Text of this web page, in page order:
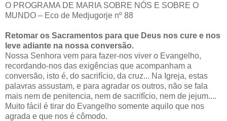
O PROGRAMA DE MARIA SOBRE NÓS E SOBRE O
MUNDO – Eco de Medjugorje nº 88
Retomar os Sacramentos para que Deus nos cure e nos
leve adiante na nossa conversão.
Nossa Senhora vem para fazer-nos viver o Evangelho,
recordando-nos das exigências que acompanham a
conversão, isto é, do sacrifício, da cruz... Na Igreja, estas
palavras assustam, e para agradar os outros, não se fala
mais nem de penitencia, nem de sacrifício, nem de jejum....
Muito fácil é tirar do Evangelho somente aquilo que nos
agrada e que nos é cômodo.